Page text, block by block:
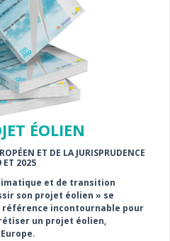
ÉOLIEN
ET DE LA JURISPRUDENCE
ET 2025
et de transition
son projet éolien » se
référence incontournable pour
un projet éolien,